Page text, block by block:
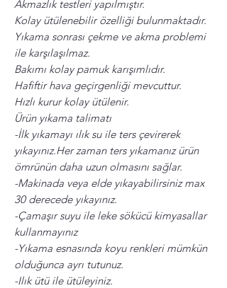
Akmazlık testleri yapılmıştır.
Kolay ütülenebilir özelliği bulunmaktadır.
Yıkama sonrası çekme ve akma problemi
ile karşılaşılmaz.
Bakımı kolay pamuk karışımlıdır.
Hafiftir hava geçirgenliği mevcuttur.
Hızlı kurur kolay ütülenir.
Ürün yıkama talimatı
-İlk yıkamayı ılık su ile ters çevirerek
yıkayınız.Her zaman ters yıkamanız ürün
ömrünün daha uzun olmasını sağlar.
-Makinada veya elde yıkayabilirsiniz max
30 derecede yıkayınız.
-Çamaşır suyu ile leke sökücü kimyasallar
kullanmayınız
-Yıkama esnasında koyu renkleri mümkün
olduğunca ayrı tutunuz.
-Ilık ütü ile ütüleyiniz.